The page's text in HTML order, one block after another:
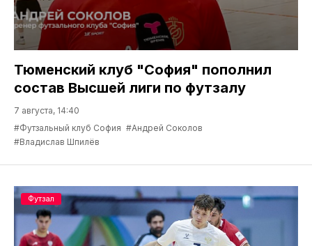
Тюменский клуб "София" пополнил
состав Высшей лиги по футзалу
7 августа, 14:40
#Футзальный клуб София #Андрей Соколов
#Владислав Шпилёв
Футзал